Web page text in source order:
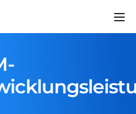
entdecken